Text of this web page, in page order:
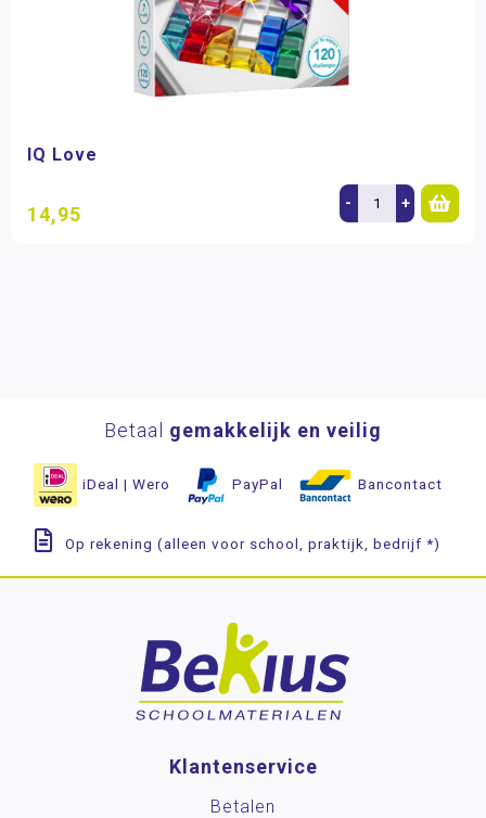
IQ Love
14,95 - +
Betaal gemakkelijk en veilig
iDeal | Wero PayPal Bancontact
Op rekening (alleen voor school, praktijk, bedrijf *)
Klantenservice
Betalen